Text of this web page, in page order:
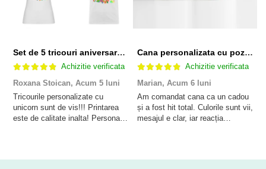
Set de 5 tricouri aniversare pentru nasi, parinti si copil, personalizate cu nume, varsta si mesaj "Motivul fericirii lor" model Unicorn
Achizitie verificata
Roxana Stoican, Acum 5 luni
Tricourile personalizate cu
unicorn sunt de vis!!! Printarea
este de calitate inalta! Personalul
anisor!
Cana personalizata cu poza si model Pensionare
Achizitie verificata
Marian, Acum 6 luni
Am comandat cana ca un cadou
și a fost hit total. Culorile sunt vii,
mesajul e clar, iar reacția